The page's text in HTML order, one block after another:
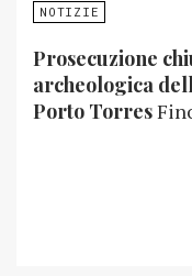
NOTIZIE
Prosecuzione
archeologica
Porto Torres